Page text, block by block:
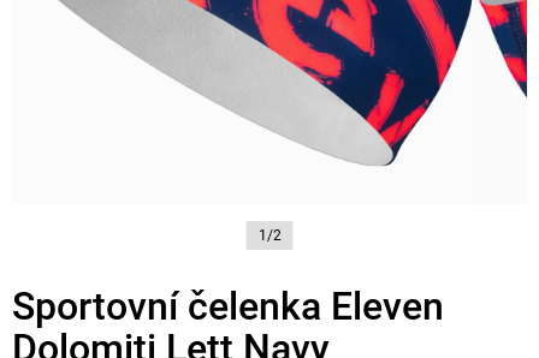
1/2
Sportovní čelenka Eleven
Dolomiti Lett Navy